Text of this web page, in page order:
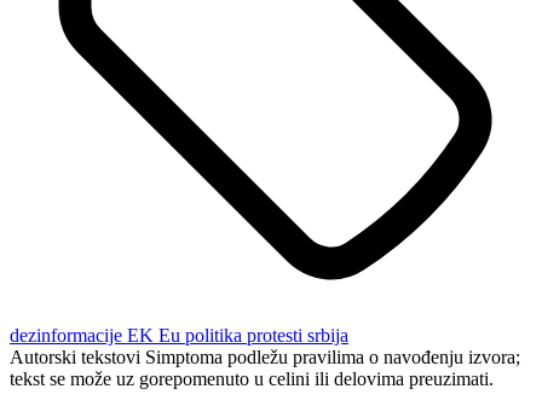
dezinformacije EK Eu politika protesti srbija
Autorski tekstovi Simptoma podležu pravilima o navođenju izvora;
tekst se može uz gorepomenuto u celini ili delovima preuzimati.